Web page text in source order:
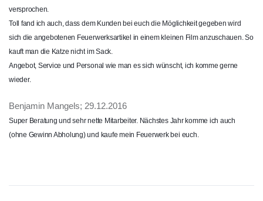
versprochen.
Toll fand ich auch, dass dem Kunden bei euch die Möglichkeit gegeben wird
sich die angebotenen Feuerwerksartikel in einem kleinen Film anzuschauen. So
kauft man die Katze nicht im Sack.
Angebot, Service und Personal wie man es sich wünscht, ich komme gerne
wieder.
Benjamin Mangels; 29.12.2016
Super Beratung und sehr nette Mitarbeiter. Nächstes Jahr komme ich auch
(ohne Gewinn Abholung) und kaufe mein Feuerwerk bei euch.